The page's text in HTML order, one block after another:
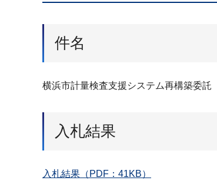
件名
横浜市計量検査支援システム再構築委託
入札結果
入札結果（PDF：41KB）